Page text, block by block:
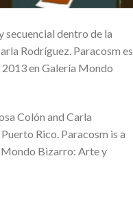
secuencial dentro de la
Rodríguez. Paracosm es
en Galería Mondo
Colón and Carla
Rico. Paracosm is a
Bizarro: Arte y